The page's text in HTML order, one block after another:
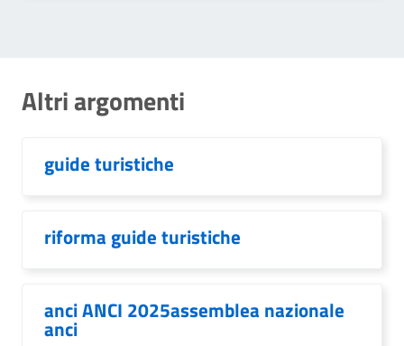
Altri argomenti
guide turistiche
riforma guide turistiche
anci ANCI 2025assemblea nazionale
anci